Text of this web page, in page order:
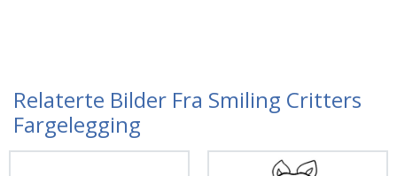
Relaterte Bilder Fra Smiling Critters
Fargelegging